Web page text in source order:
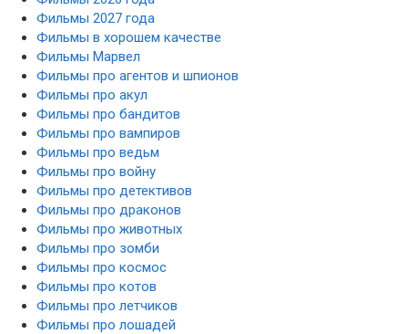
Фильмы 2027 года
Фильмы в хорошем качестве
Фильмы Марвел
Фильмы про агентов и шпионов
Фильмы про акул
Фильмы про бандитов
Фильмы про вампиров
Фильмы про ведьм
Фильмы про войну
Фильмы про детективов
Фильмы про драконов
Фильмы про животных
Фильмы про зомби
Фильмы про космос
Фильмы про котов
Фильмы про летчиков
Фильмы про лошадей